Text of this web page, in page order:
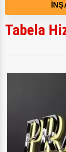
Tabela